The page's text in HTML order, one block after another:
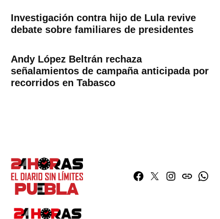
Investigación contra hijo de Lula revive
debate sobre familiares de presidentes
Andy López Beltrán rechaza
señalamientos de campaña anticipada por
recorridos en Tabasco
Facebook
TwitterInstagram
issuu